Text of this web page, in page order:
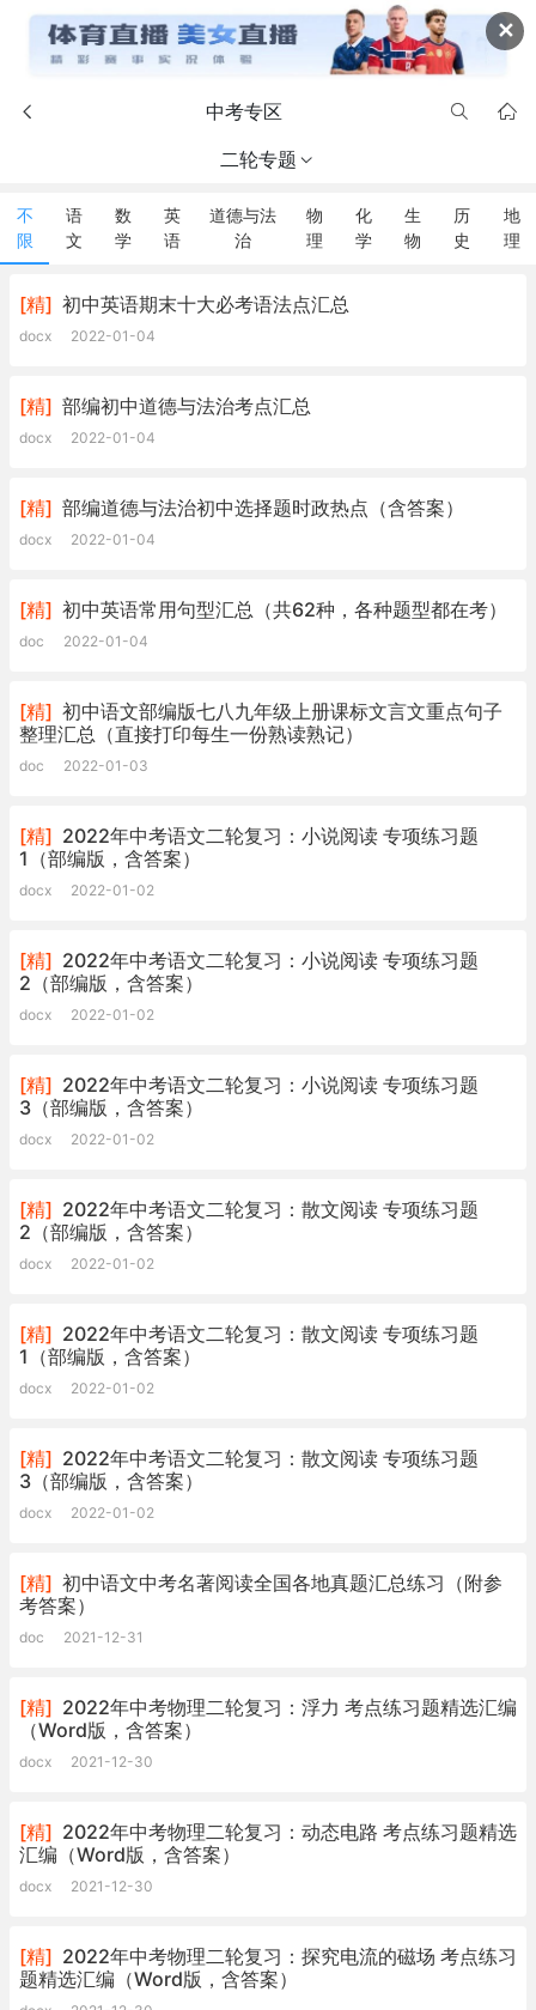
✕
 中考专区  
二轮专题 
不
限
语
文
数
学
英
语
道德与法
治
物
理
化
学
生
物
历
史
地
理
[精] 初中英语期末十大必考语法点汇总
docx 2022-01-04
[精] 部编初中道德与法治考点汇总
docx 2022-01-04
[精] 部编道德与法治初中选择题时政热点（含答案）
docx 2022-01-04
[精] 初中英语常用句型汇总（共62种，各种题型都在考）
doc 2022-01-04
[精] 初中语文部编版七八九年级上册课标文言文重点句子
整理汇总（直接打印每生一份熟读熟记）
doc 2022-01-03
[精] 2022年中考语文二轮复习：小说阅读 专项练习题
1（部编版，含答案）
docx 2022-01-02
[精] 2022年中考语文二轮复习：小说阅读 专项练习题
2（部编版，含答案）
docx 2022-01-02
[精] 2022年中考语文二轮复习：小说阅读 专项练习题
3（部编版，含答案）
docx 2022-01-02
[精] 2022年中考语文二轮复习：散文阅读 专项练习题
2（部编版，含答案）
docx 2022-01-02
[精] 2022年中考语文二轮复习：散文阅读 专项练习题
1（部编版，含答案）
docx 2022-01-02
[精] 2022年中考语文二轮复习：散文阅读 专项练习题
3（部编版，含答案）
docx 2022-01-02
[精] 初中语文中考名著阅读全国各地真题汇总练习（附参
考答案）
doc 2021-12-31
[精] 2022年中考物理二轮复习：浮力 考点练习题精选汇编
（Word版，含答案）
docx 2021-12-30
[精] 2022年中考物理二轮复习：动态电路 考点练习题精选
汇编（Word版，含答案）
docx 2021-12-30
[精] 2022年中考物理二轮复习：探究电流的磁场 考点练习
题精选汇编（Word版，含答案）